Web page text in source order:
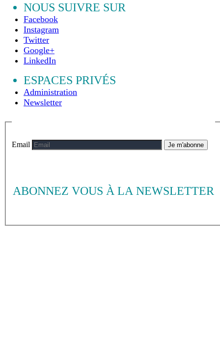
NOUS SUIVRE SUR
Facebook
Instagram
Twitter
Google+
LinkedIn
ESPACES PRIVÉS
Administration
Newsletter
ABONNEZ VOUS À LA NEWSLETTER
Email Je m'abonne